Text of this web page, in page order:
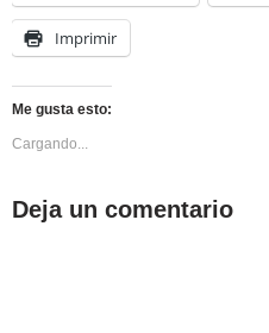
Imprimir
Me gusta esto:
Cargando...
Deja un comentario